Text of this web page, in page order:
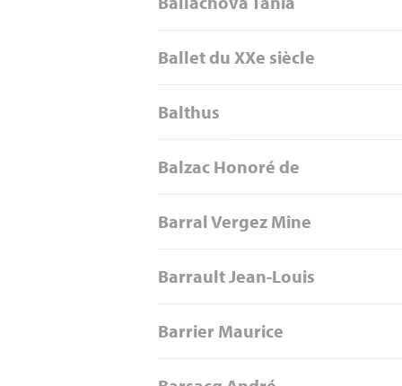
Ballet du XXe siècle
Balthus
Balzac Honoré de
Barral Vergez Mine
Barrault Jean-Louis
Barrier Maurice